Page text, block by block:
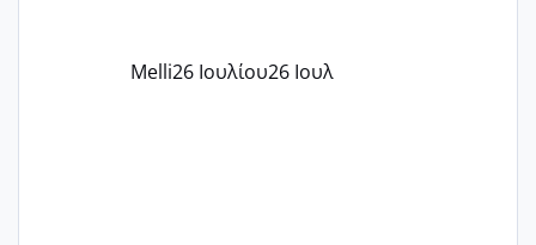
Εγώ πήγα σε έναν ιδιωτικό παιδικό στ
Melli26 Ιουλίου26 Ιουλ